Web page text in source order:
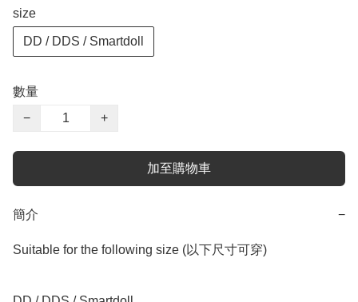
size
DD / DDS / Smartdoll
數量
−
+
加至購物車
簡介 −
Suitable for the following size (以下尺寸可穿)